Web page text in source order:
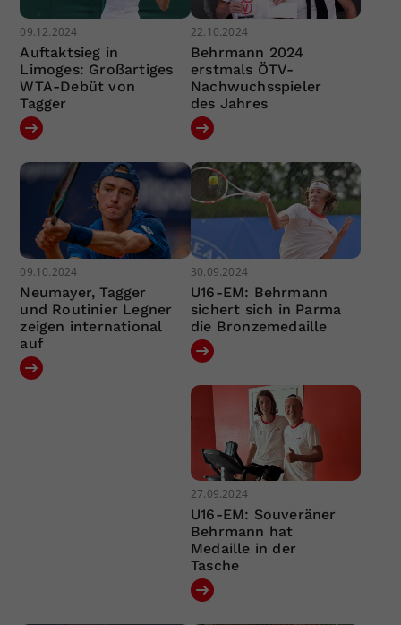
09.12.2024
Auftaktsieg in
Limoges: Großartiges
WTA-Debüt von
Tagger
22.10.2024
Behrmann 2024
erstmals ÖTV-
Nachwuchsspieler
des Jahres
09.10.2024
Neumayer, Tagger
und Routinier Legner
zeigen international
auf
30.09.2024
U16-EM: Behrmann
sichert sich in Parma
die Bronzemedaille
27.09.2024
U16-EM: Souveräner
Behrmann hat
Medaille in der
Tasche